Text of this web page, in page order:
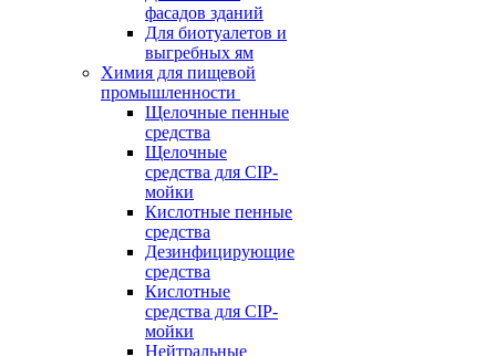
фасадов зданий
Для биотуалетов и
выгребных ям
Химия для пищевой
промышленности
Щелочные пенные
средства
Щелочные
средства для CIP-
мойки
Кислотные пенные
средства
Дезинфицирующие
средства
Кислотные
средства для CIP-
мойки
Нейтральные